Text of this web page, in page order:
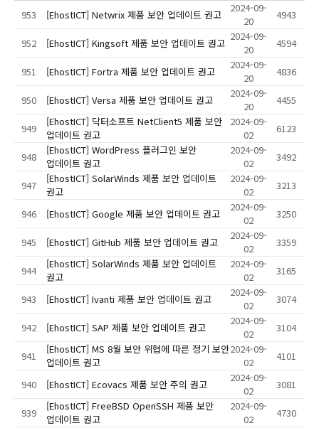
953 [EhostICT] Netwrix 제품 보안 업데이트 권고
2024-09-
20
4943
952 [EhostICT] Kingsoft 제품 보안 업데이트 권고
2024-09-
20
4594
951 [EhostICT] Fortra 제품 보안 업데이트 권고
2024-09-
20
4836
950 [EhostICT] Versa 제품 보안 업데이트 권고
2024-09-
20
4455
949
[EhostICT] 닥터소프트 NetClient5 제품 보안
업데이트 권고
2024-09-
02
6123
948
[EhostICT] WordPress 플러그인 보안
업데이트 권고
2024-09-
02
3492
947
[EhostICT] SolarWinds 제품 보안 업데이트
권고
2024-09-
02
3213
946 [EhostICT] Google 제품 보안 업데이트 권고
2024-09-
02
3250
945 [EhostICT] GitHub 제품 보안 업데이트 권고
2024-09-
02
3359
944
[EhostICT] SolarWinds 제품 보안 업데이트
권고
2024-09-
02
3165
943 [EhostICT] Ivanti 제품 보안 업데이트 권고
2024-09-
02
3074
942 [EhostICT] SAP 제품 보안 업데이트 권고
2024-09-
02
3104
941
[EhostICT] MS 8월 보안 위협에 따른 정기 보안
업데이트 권고
2024-09-
02
4101
940 [EhostICT] Ecovacs 제품 보안 주의 권고
2024-09-
02
3081
939
[EhostICT] FreeBSD OpenSSH 제품 보안
업데이트 권고
2024-09-
02
4730